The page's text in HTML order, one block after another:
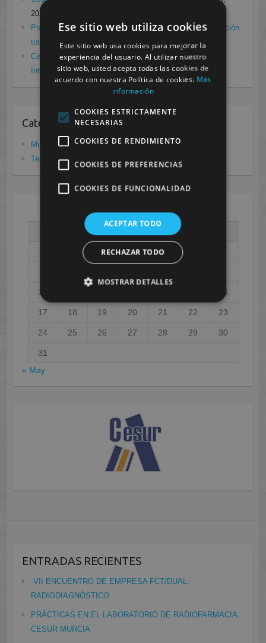
2021
Prácticas de Radiología Simple en Cesur Murcia. Protección
total frente a Covid19
enero 26, 2021
Cesur Murcia: Premio Especial FP, XIII Congreso
Internacional Enfermedades raras noviembre 26, 2020
Categorias
Murcia
(281)
Tenerife (20)
AGOSTO 2026
10 16
17 18 19 20 21 22 23
24 25 26 27 28 29 30
31
« May
ENTRADAS RECIENTES
VII ENCUENTRO DE EMPRESA FCT/DUAL:
RADIODIAGNÓSTICO
PRÁCTICAS EN EL LABORATORIO DE RADIOFARMACIA.
CESUR MURCIA
Ese sitio web utiliza cookies
Este sitio web usa cookies para mejorar la
experiencia del usuario. Al utilizar nuestro
sitio web, usted acepta todas las cookies de
acuerdo con nuestra Política de cookies. Más
información
COOKIES ESTRICTAMENTE
NECESARIAS
COOKIES DE RENDIMIENTO
COOKIES DE PREFERENCIAS
COOKIES DE FUNCIONALIDAD
ACEPTAR TODO
RECHAZAR TODO
MOSTRAR DETALLES